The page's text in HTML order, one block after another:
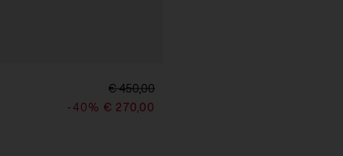
€ 450,00
-40% € 270,00